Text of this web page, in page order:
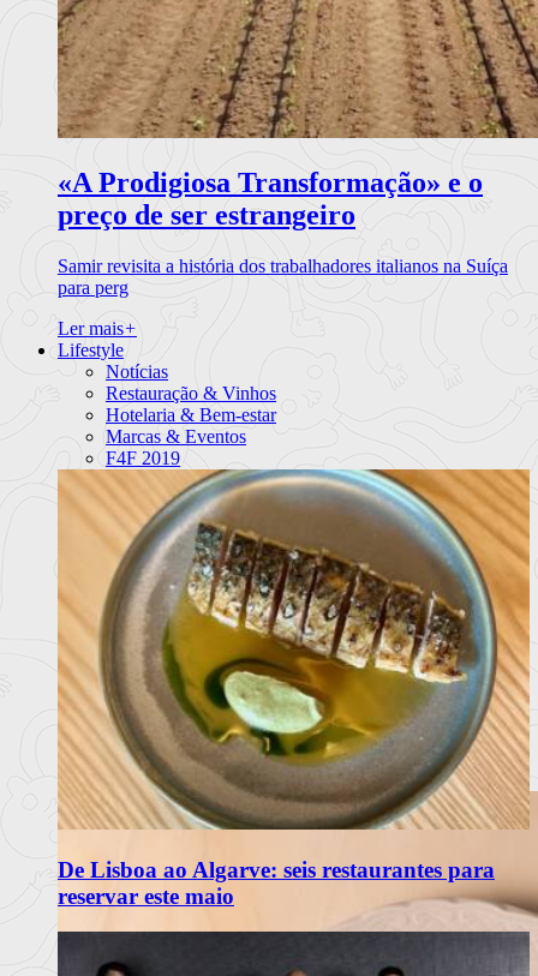
«A Prodigiosa Transformação» e o
preço de ser estrangeiro
Samir revisita a história dos trabalhadores italianos na Suíça
para perg
Ler mais+
Lifestyle
Notícias
Restauração & Vinhos
Hotelaria & Bem-estar
Marcas & Eventos
F4F 2019
De Lisboa ao Algarve: seis restaurantes para
reservar este maio